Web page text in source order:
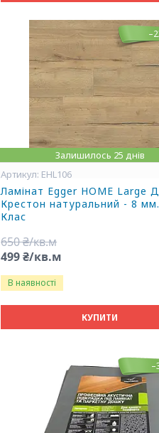
Залишилось 25 днів
EHL106
Ламінат Egger HOME Large
Крестон натуральний - 8
Клас
650 ₴/кв.м
499 ₴/кв.м
В наявності
КУПИТИ